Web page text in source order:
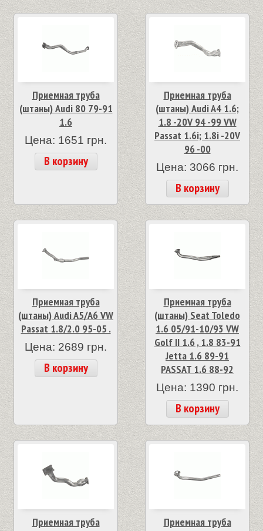
Приемная труба
(штаны) Audi 80 79-91
1.6
Цена: 1651 грн.
В корзину
Приемная труба
(штаны) Audi A4 1.6;
1.8 -20V 94 -99 VW
Passat 1.6i; 1.8i -20V
96 -00
Цена: 3066 грн.
В корзину
Приемная труба
(штаны) Audi A5/A6 VW
Passat 1.8/2.0 95-05 .
Цена: 2689 грн.
В корзину
Приемная труба
(штаны) Seat Toledo
1.6 05/91-10/93 VW
Golf II 1.6 , 1.8 83-91
Jetta 1.6 89-91
PASSAT 1.6 88-92
Цена: 1390 грн.
В корзину
Приемная труба
Приемная труба